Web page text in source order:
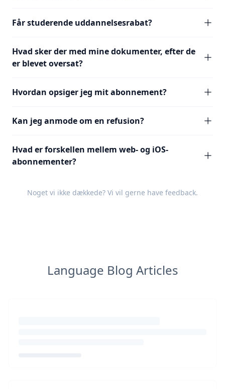
Får studerende uddannelsesrabat?
Hvad sker der med mine dokumenter, efter de
er blevet oversat?
Hvordan opsiger jeg mit abonnement?
Kan jeg anmode om en refusion?
Hvad er forskellen mellem web- og iOS-
abonnementer?
Noget vi ikke dækkede? Vi vil gerne have feedback.
Language Blog Articles